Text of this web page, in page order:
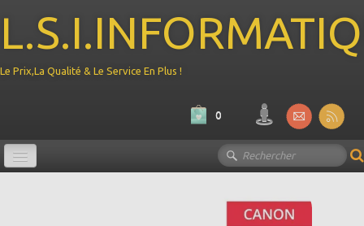
Le Prix,La Qualité & Le Service En Plus !
0